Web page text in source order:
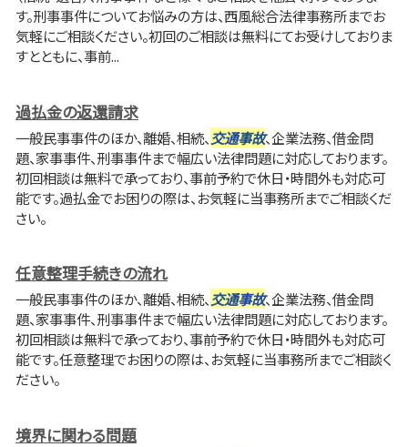
す。刑事事件についてお悩みの方は、西風総合法律事務所までお
気軽にご相談ください。初回のご相談は無料にてお受けしておりま
すとともに、事前...
過払金の返還請求
一般民事事件のほか、離婚、相続、 交通事故、企業法務、借金問
題、家事事件、刑事事件まで幅広い法律問題に対応しております。
初回相談は無料で承っており、事前予約で休日・時間外も対応可
能です。過払金でお困りの際は、お気軽に当事務所までご相談くだ
さい。
任意整理手続きの流れ
一般民事事件のほか、離婚、相続、 交通事故、企業法務、借金問
題、家事事件、刑事事件まで幅広い法律問題に対応しております。
初回相談は無料で承っており、事前予約で休日・時間外も対応可
能です。任意整理でお困りの際は、お気軽に当事務所までご相談く
ださい。
境界に関わる問題